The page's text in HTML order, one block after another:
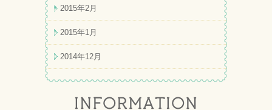
2015年2月
2015年1月
2014年12月